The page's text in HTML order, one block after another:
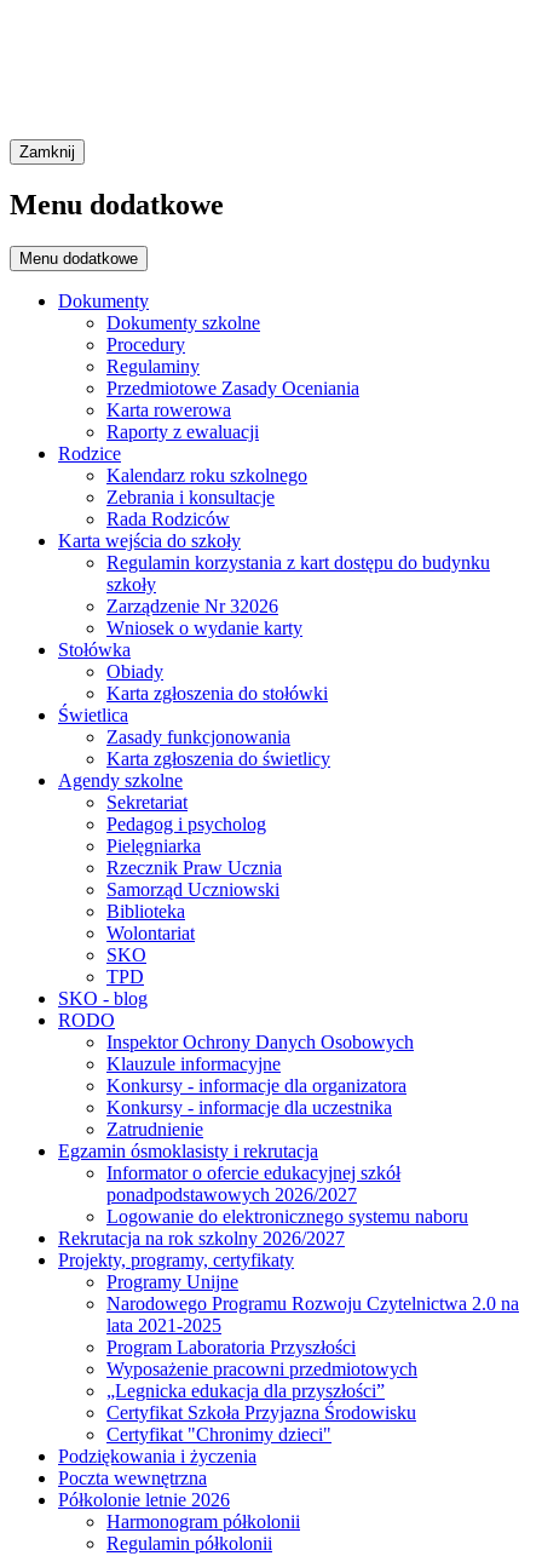
Zamknij
Menu dodatkowe
Menu dodatkowe
Dokumenty
Dokumenty szkolne
Procedury
Regulaminy
Przedmiotowe Zasady Oceniania
Karta rowerowa
Raporty z ewaluacji
Rodzice
Kalendarz roku szkolnego
Zebrania i konsultacje
Rada Rodziców
Karta wejścia do szkoły
Regulamin korzystania z kart dostępu do budynku
szkoły
Zarządzenie Nr 32026
Wniosek o wydanie karty
Stołówka
Obiady
Karta zgłoszenia do stołówki
Świetlica
Zasady funkcjonowania
Karta zgłoszenia do świetlicy
Agendy szkolne
Sekretariat
Pedagog i psycholog
Pielęgniarka
Rzecznik Praw Ucznia
Samorząd Uczniowski
Biblioteka
Wolontariat
SKO
TPD
SKO - blog
RODO
Inspektor Ochrony Danych Osobowych
Klauzule informacyjne
Konkursy - informacje dla organizatora
Konkursy - informacje dla uczestnika
Zatrudnienie
Egzamin ósmoklasisty i rekrutacja
Informator o ofercie edukacyjnej szkół
ponadpodstawowych 2026/2027
Logowanie do elektronicznego systemu naboru
Rekrutacja na rok szkolny 2026/2027
Projekty, programy, certyfikaty
Programy Unijne
Narodowego Programu Rozwoju Czytelnictwa 2.0 na
lata 2021-2025
Program Laboratoria Przyszłości
Wyposażenie pracowni przedmiotowych
„Legnicka edukacja dla przyszłości”
Certyfikat Szkoła Przyjazna Środowisku
Certyfikat "Chronimy dzieci"
Podziękowania i życzenia
Poczta wewnętrzna
Półkolonie letnie 2026
Harmonogram półkolonii
Regulamin półkolonii